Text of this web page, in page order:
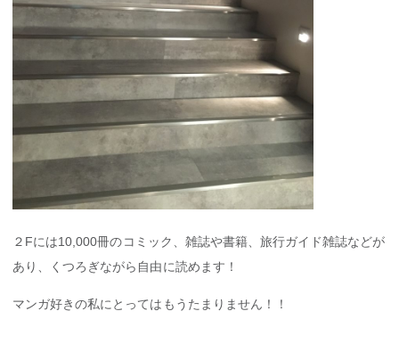
２Fには10,000冊のコミック、雑誌や書籍、旅行ガイド雑誌などが
あり、くつろぎながら自由に読めます！
マンガ好きの私にとってはもうたまりません！！